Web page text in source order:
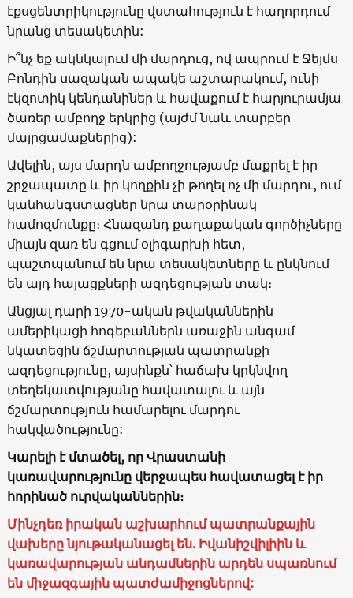
էքսցենտրիկությունը վստահություն է հաղորդում
նրանց տեսակետին:
Ի՞նչ եք ակնկալում մի մարդուց, ով ապրում է Ջեյմս
Բոնդին սազական ապակե աշտարակում, ունի
էկզոտիկ կենդանիներ և հավաքում է հարյուրամյա
ծառեր ամբողջ երկրից (այժմ նաև տարբեր
մայրցամաքներից):
Ավելին, այս մարդն ամբողջությամբ մաքրել է իր
շրջապատը և իր կողքին չի թողել ոչ մի մարդու, ում
կանհանգստացներ նրա տարօրինակ
համոզմունքը։ Հնազանդ քաղաքական գործիչները
միայն զառ են գցում օլիգարխի հետ,
պաշտպանում են նրա տեսակետները և ընկնում
են այդ հայացքների ազդեցության տակ։
Անցյալ դարի 1970-ական թվականներին
ամերիկացի հոգեբաններն առաջին անգամ
նկատեցին ճշմարտության պատրանքի
ազդեցությունը, այսինքն՝ հաճախ կրկնվող
տեղեկատվությանը հավատալու և այն
ճշմարտություն համարելու մարդու
հակվածությունը:
Կարելի է մտածել, որ Վրաստանի
կառավարությունը վերջապես հավատացել է իր
հորինած ուրվականներին։
Մինչդեռ իրական աշխարհում պատրանքային
վախերը նյութականացել են. Իվանիշվիլիին և
կառավարության անդամներին արդեն սպառնում
են միջազգային պատժամիջոցներով: